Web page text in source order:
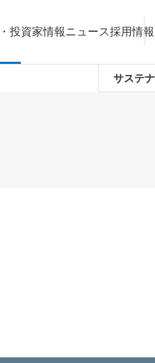
投資家情報ニュース採用情報
新規ウ
サステ